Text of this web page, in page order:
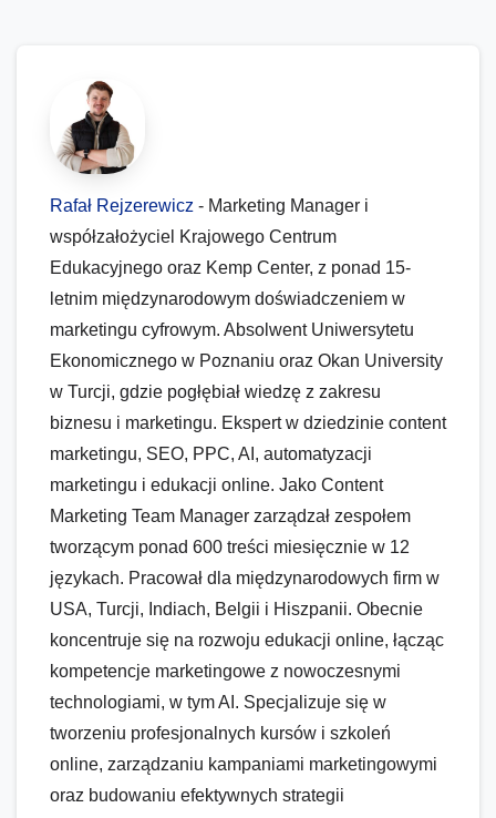
Rafał Rejzerewicz - Marketing Manager i
współzałożyciel Krajowego Centrum
Edukacyjnego oraz Kemp Center, z ponad 15-
letnim międzynarodowym doświadczeniem w
marketingu cyfrowym. Absolwent Uniwersytetu
Ekonomicznego w Poznaniu oraz Okan University
w Turcji, gdzie pogłębiał wiedzę z zakresu
biznesu i marketingu. Ekspert w dziedzinie content
marketingu, SEO, PPC, AI, automatyzacji
marketingu i edukacji online. Jako Content
Marketing Team Manager zarządzał zespołem
tworzącym ponad 600 treści miesięcznie w 12
językach. Pracował dla międzynarodowych firm w
USA, Turcji, Indiach, Belgii i Hiszpanii. Obecnie
koncentruje się na rozwoju edukacji online, łącząc
kompetencje marketingowe z nowoczesnymi
technologiami, w tym AI. Specjalizuje się w
tworzeniu profesjonalnych kursów i szkoleń
online, zarządzaniu kampaniami marketingowymi
oraz budowaniu efektywnych strategii